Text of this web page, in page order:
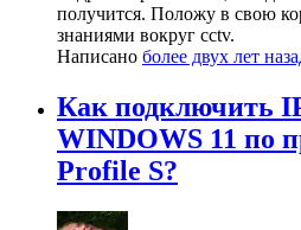
получится. Положу в свою
знаниями вокруг cctv.
Написано более двух лет
Как подключить
WINDOWS 11 по
Profile S?